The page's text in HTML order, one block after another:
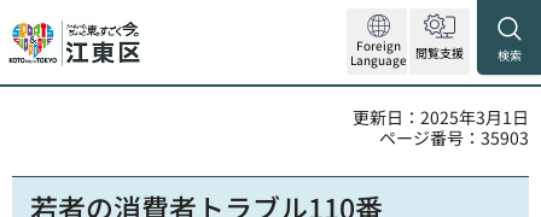
Foreign
Language 閲覧支援 検索
更新日：2025年3月1日
ページ番号：35903
若者の消費者トラブル110番